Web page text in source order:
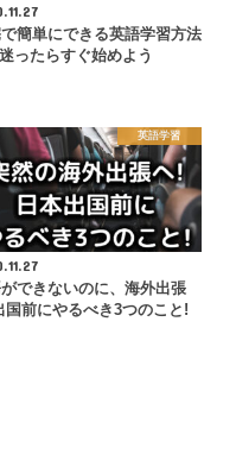
で簡単にできる英語学習方法
ったらすぐ始めよう
英語学習
できないのに、海外出張
国前にやるべき3つのこと!